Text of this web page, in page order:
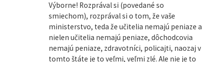
Výborne! Rozprával si (povedané so
smiechom), rozprával si o tom, že vaše
ministerstvo, teda že učitelia nemajú peniaze a
nielen učitelia nemajú peniaze, dôchodcovia
nemajú peniaze, zdravotníci, policajti, naozaj v
tomto štáte je to veľmi, veľmi zlé. Ale nie je to